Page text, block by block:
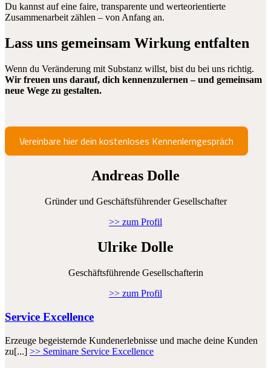
Du kannst auf eine faire, transparente und werteorientierte
Zusammenarbeit zählen – von Anfang an.
Lass uns gemeinsam Wirkung entfalten
Wenn du Veränderung mit Substanz willst, bist du bei uns richtig.
Wir freuen uns darauf, dich kennenzulernen – und gemeinsam
neue Wege zu gestalten.
Vereinbare hier dein kostenloses Kennenlerngespräch
Andreas Dolle
Gründer und Geschäftsführender Gesellschafter
>> zum Profil
Ulrike Dolle
Geschäftsführende Gesellschafterin
>> zum Profil
Service Excellence
Erzeuge begeisternde Kundenerlebnisse und mache deine Kunden
zu[...] >> Seminare Service Excellence